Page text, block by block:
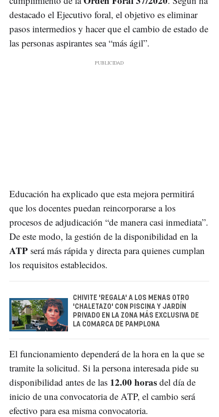
destacado el Ejecutivo foral, el objetivo es eliminar
pasos intermedios y hacer que el cambio de estado de
las personas aspirantes sea “más ágil”.
Educación ha explicado que esta mejora permitirá
que los docentes puedan reincorporarse a los
procesos de adjudicación “de manera casi inmediata”.
De este modo, la gestión de la disponibilidad en la
ATP será más rápida y directa para quienes cumplan
los requisitos establecidos.
CHIVITE 'REGALA' A LOS MENAS OTRO
'CHALETAZO' CON PISCINA Y JARDÍN
PRIVADO EN LA ZONA MÁS EXCLUSIVA DE
LA COMARCA DE PAMPLONA
El funcionamiento dependerá de la hora en la que se
tramite la solicitud. Si la persona interesada pide su
disponibilidad antes de las 12.00 horas del día de
inicio de una convocatoria de ATP, el cambio será
efectivo para esa misma convocatoria.